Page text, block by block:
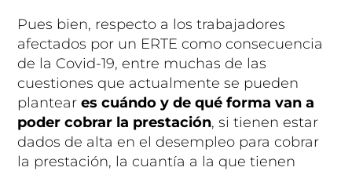
Pues bien, respecto a los trabajadores
afectados por un ERTE como consecuencia
de la Covid-19, entre muchas de las
cuestiones que actualmente se pueden
planteares cuándo y de qué forma van a
poder cobrar la prestación, si tienen estar
dados de alta en el desempleo para cobrar
la prestación, la cuantía a la que tienen